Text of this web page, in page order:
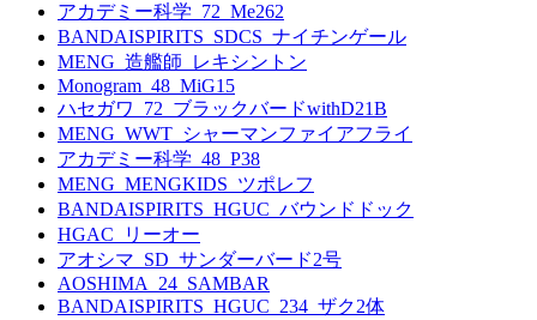
アカデミー科学_72_Me262
BANDAISPIRITS_SDCS_ナイチンゲール
MENG_造艦師_レキシントン
Monogram_48_MiG15
ハセガワ_72_ブラックバードwithD21B
MENG_WWT_シャーマンファイアフライ
アカデミー科学_48_P38
MENG_MENGKIDS_ツポレフ
BANDAISPIRITS_HGUC_バウンドドック
HGAC_リーオー
アオシマ_SD_サンダーバード2号
AOSHIMA_24_SAMBAR
BANDAISPIRITS_HGUC_234_ザク2体